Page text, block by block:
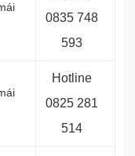
0835 748
593
Hotline
0825 281
514